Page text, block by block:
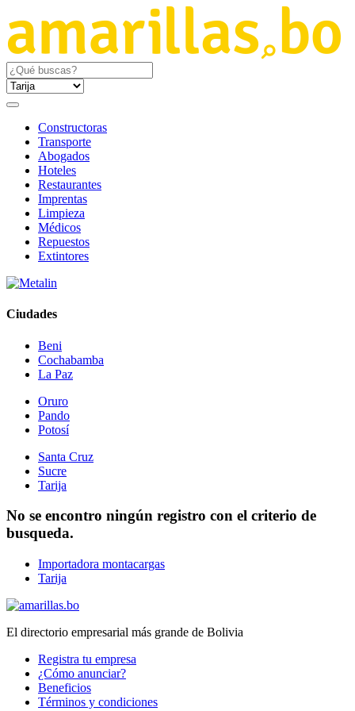
Constructoras
Transporte
Abogados
Hoteles
Restaurantes
Imprentas
Limpieza
Médicos
Repuestos
Extintores
Ciudades
Beni
Cochabamba
La Paz
Oruro
Pando
Potosí
Santa Cruz
Sucre
Tarija
No se encontro ningún registro con el criterio de
busqueda.
Importadora montacargas
Tarija
El directorio empresarial más grande de Bolivia
Registra tu empresa
¿Cómo anunciar?
Beneficios
Términos y condiciones